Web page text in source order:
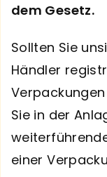
dem Gesetz.
Sollten Sie
Händler
Sie in der
einer